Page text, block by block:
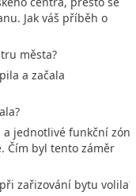
Jak váš příběh o
města?
a začala
jednotlivé funkční zóny
Čím byl tento záměr
zařizování bytu volila?